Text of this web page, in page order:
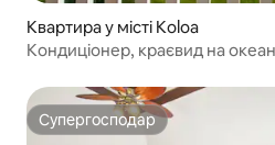
Квартира у місті Koloa
Кондиціонер, краєвид на
Супергосподар
Супергосподар